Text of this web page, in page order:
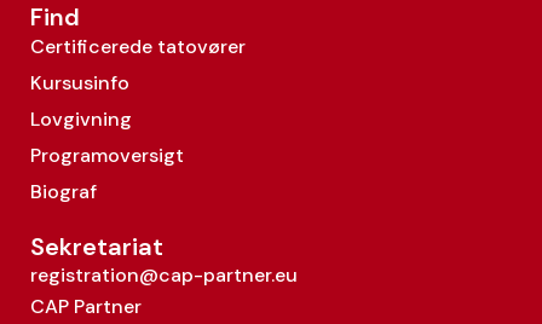
Find
Certificerede tatovører
Kursusinfo
Lovgivning
Programoversigt
Biograf
Sekretariat
registration@cap-partner.eu
CAP Partner